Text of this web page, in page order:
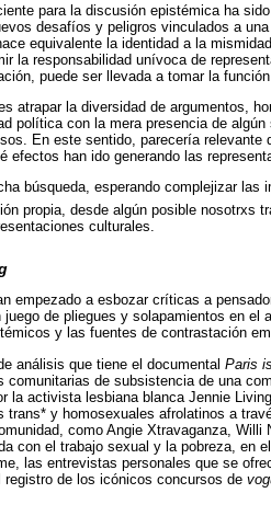
para la discusión epistémica ha
desafíos y peligros vinculados a
equivalente la identidad a la
la responsabilidad unívoca de
puede ser llevada a tomar la
atrapar la diversidad de argumentos,
política con la mera presencia de
En este sentido, parecería relevante
efectos han ido generando las
búsqueda, esperando complejizar las
propia, desde algún posible nosotrxs
culturales.
empezado a esbozar críticas a
de pliegues y solapamientos en
y las fuentes de contrastación
análisis que tiene el documental Paris
de subsistencia de una
la activista lesbiana blanca Jennie
trans* y homosexuales afrolatinos a
como Angie Xtravaganza,
con el trabajo sexual y la pobreza, en
las entrevistas personales que se
de los icónicos concursos de